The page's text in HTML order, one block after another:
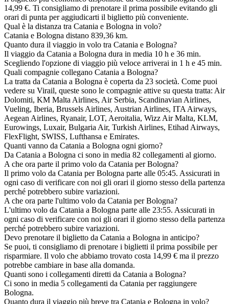
14,99 €. Ti consigliamo di prenotare il prima possibile evitando gli
orari di punta per aggiudicarti il biglietto più conveniente.
Qual è la distanza tra Catania e Bologna in volo?
Catania e Bologna distano 839,36 km.
Quanto dura il viaggio in volo tra Catania e Bologna?
Il viaggio da Catania a Bologna dura in media 10 h e 36 min.
Scegliendo l'opzione di viaggio più veloce arriverai in 1 h e 45 min.
Quali compagnie collegano Catania a Bologna?
La tratta da Catania a Bologna è coperta da 23 società. Come puoi
vedere su Virail, queste sono le compagnie attive su questa tratta: Air
Dolomiti, KM Malta Airlines, Air Serbia, Scandinavian Airlines,
Vueling, Iberia, Brussels Airlines, Austrian Airlines, ITA Airways,
Aegean Airlines, Ryanair, LOT, Aeroitalia, Wizz Air Malta, KLM,
Eurowings, Luxair, Bulgaria Air, Turkish Airlines, Etihad Airways,
FlexFlight, SWISS, Lufthansa e Emirates.
Quanti vanno da Catania a Bologna ogni giorno?
Da Catania a Bologna ci sono in media 82 collegamenti al giorno.
A che ora parte il primo volo da Catania per Bologna?
Il primo volo da Catania per Bologna parte alle 05:45. Assicurati in
ogni caso di verificare con noi gli orari il giorno stesso della partenza
perché potrebbero subire variazioni.
A che ora parte l'ultimo volo da Catania per Bologna?
L'ultimo volo da Catania a Bologna parte alle 23:55. Assicurati in
ogni caso di verificare con noi gli orari il giorno stesso della partenza
perché potrebbero subire variazioni.
Devo prenotare il biglietto da Catania a Bologna in anticipo?
Se puoi, ti consigliamo di prenotare i biglietti il prima possibile per
risparmiare. Il volo che abbiamo trovato costa 14,99 € ma il prezzo
potrebbe cambiare in base alla domanda.
Quanti sono i collegamenti diretti da Catania a Bologna?
Ci sono in media 5 collegamenti da Catania per raggiungere
Bologna.
Quanto dura il viaggio più breve tra Catania e Bologna in volo?